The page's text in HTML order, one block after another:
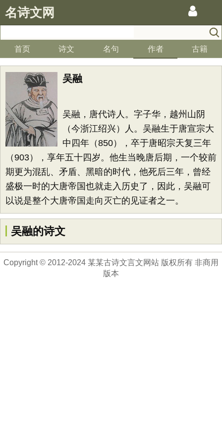
名诗文网
首页 诗文 名句 作者 古籍
吴融
吴融，唐代诗人。字子华，越州山阴
（今浙江绍兴）人。吴融生于唐宣宗大
中四年（850），卒于唐昭宗天复三年
（903），享年五十四岁。他生当晚唐后期，一个较前
期更为混乱、矛盾、黑暗的时代，他死后三年，曾经
盛极一时的大唐帝国也就走入历史了，因此，吴融可
以说是整个大唐帝国走向灭亡的见证者之一。
吴融的诗文
Copyright © 2012-2024 某某古诗文言文网站 版权所有 非商用
版本